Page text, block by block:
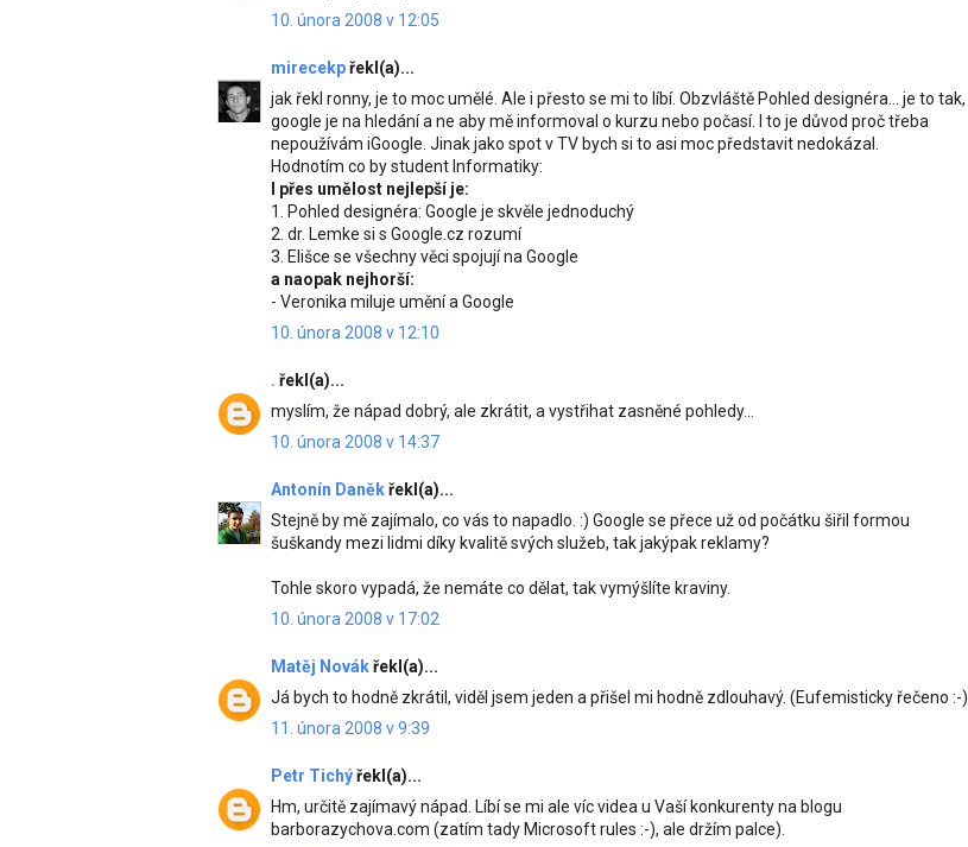
10. února 2008 v 12:05
mirecekpřekl(a)...
jak řekl ronny, je to moc umělé. Ale i přesto se mi to líbí. Obzvláště Pohled designéra... je to tak,
google je na hledání a ne aby mě informoval o kurzu nebo počasí. I to je důvod proč třeba
nepoužívám iGoogle. Jinak jako spot v TV bych si to asi moc představit nedokázal.
Hodnotím co by student Informatiky:
I přes umělost nejlepší je:
1. Pohled designéra: Google je skvěle jednoduchý
2. dr. Lemke si s Google.cz rozumí
3. Elišce se všechny věci spojují na Google
a naopak nejhorší:
- Veronika miluje umění a Google
10. února 2008 v 12:10
. řekl(a)...
myslím, že nápad dobrý, ale zkrátit, a vystřihat zasněné pohledy...
10. února 2008 v 14:37
Antonín Daněkřekl(a)...
Stejně by mě zajímalo, co vás to napadlo. :) Google se přece už od počátku šiřil formou
šuškandy mezi lidmi díky kvalitě svých služeb, tak jakýpak reklamy?
Tohle skoro vypadá, že nemáte co dělat, tak vymýšlíte kraviny.
10. února 2008 v 17:02
Matěj Novákřekl(a)...
Já bych to hodně zkrátil, viděl jsem jeden a přišel mi hodně zdlouhavý. (Eufemisticky řečeno :-)
11. února 2008 v 9:39
Petr Tichýřekl(a)...
Hm, určitě zajímavý nápad. Líbí se mi ale víc videa u Vaší konkurenty na blogu
barborazychova.com (zatím tady Microsoft rules :-), ale držím palce).